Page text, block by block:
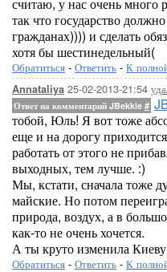
так что государство
гражданах)))) и сделать
хотя бы шестинедельный(
Обратиться - Ответить - К
Annataliya 25-02-2013-21:54
Ответ на комментарий JBekkie #
тобой, Юль! Я вот тоже
еще и на дорогу
работать от этого не
выходных, тем лучше. :)
Мы, кстати, сначала тоже
майские. Но потом
природа, воздух, а в
как-то не очень хочется.
А ты круто изменила
Обратиться - Ответить - К